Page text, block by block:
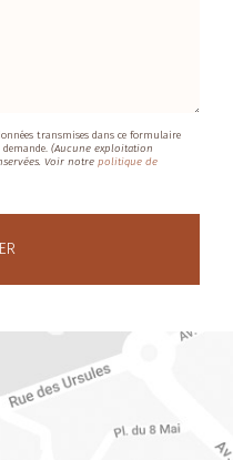
transmises dans ce formulaire
(Aucune exploitation
Voir notrepolitique de